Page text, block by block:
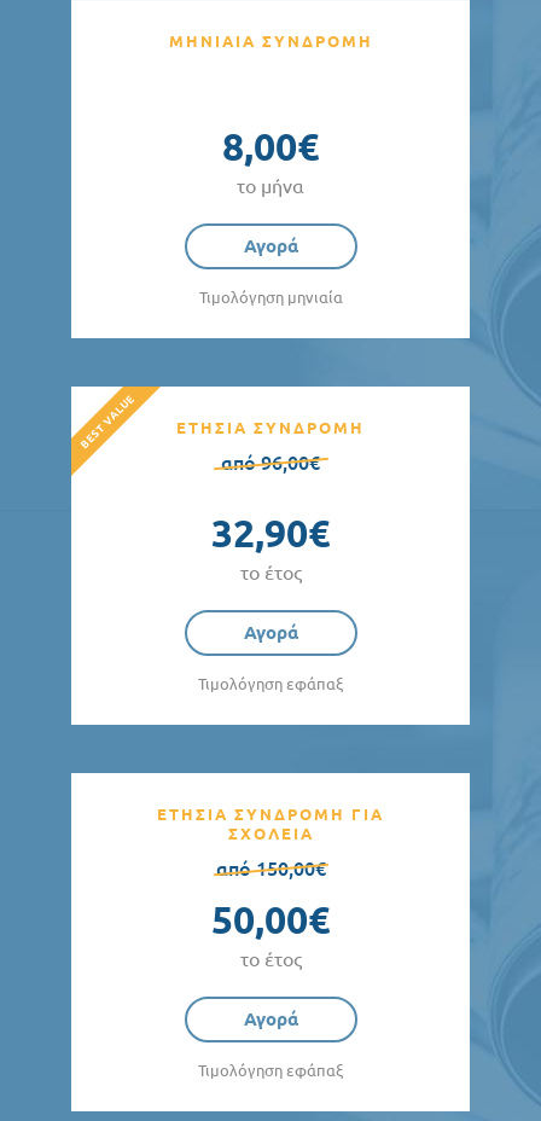
ΜΗΝΙΑΙΑ ΣΥΝΔΡΟΜΗ
8,00€
το μήνα
Αγορά
Τιμολόγηση μηνιαία
ΕΤΗΣΙΑ ΣΥΝΔΡΟΜΗ
από 96,00€
32,90€
το έτος
Αγορά
Τιμολόγηση εφάπαξ
ΕΤΗΣΙΑ ΣΥΝΔΡΟΜΗ ΓΙΑ
ΣΧΟΛΕΙΑ
από 150,00€
50,00€
το έτος
Αγορά
Τιμολόγηση εφάπαξ